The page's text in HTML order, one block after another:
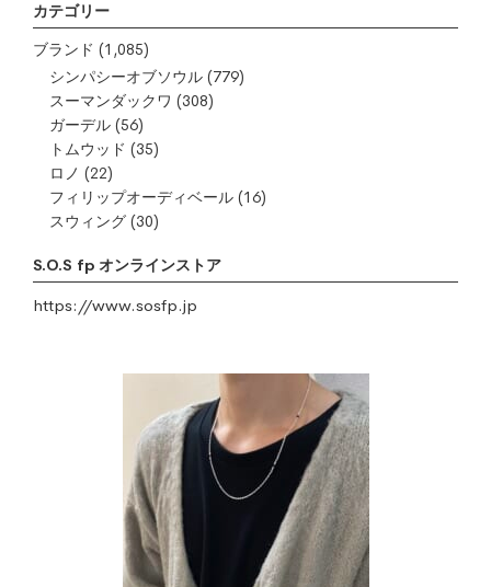
カテゴリー
ブランド (1,085)
シンパシーオブソウル (779)
スーマンダックワ (308)
ガーデル (56)
トムウッド (35)
ロノ (22)
フィリップオーディベール (16)
スウィング (30)
S.O.S fp オンラインストア
https://www.sosfp.jp